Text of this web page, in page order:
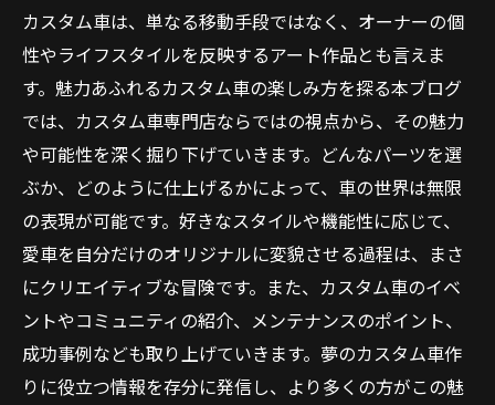
カスタム車は、単なる移動手段ではなく、オーナーの個
性やライフスタイルを反映するアート作品とも言えま
す。魅力あふれるカスタム車の楽しみ方を探る本ブログ
では、カスタム車専門店ならではの視点から、その魅力
や可能性を深く掘り下げていきます。どんなパーツを選
ぶか、どのように仕上げるかによって、車の世界は無限
の表現が可能です。好きなスタイルや機能性に応じて、
愛車を自分だけのオリジナルに変貌させる過程は、まさ
にクリエイティブな冒険です。また、カスタム車のイベ
ントやコミュニティの紹介、メンテナンスのポイント、
成功事例なども取り上げていきます。夢のカスタム車作
りに役立つ情報を存分に発信し、より多くの方がこの魅